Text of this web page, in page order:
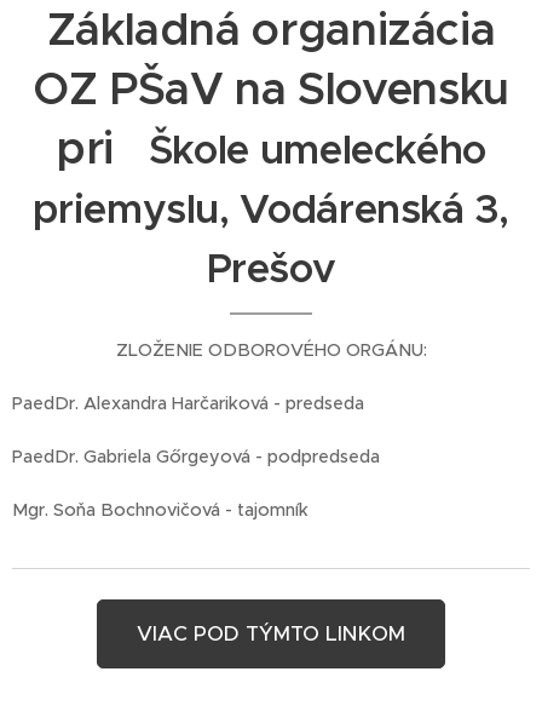
Základná organizácia
OZ PŠaV na Slovensku
pri
Škole umeleckého
priemyslu, Vodárenská 3,
Prešov
ZLOŽENIE ODBOROVÉHO ORGÁNU:
PaedDr. Alexandra Harčariková - predseda
PaedDr. Gabriela Gőrgeyová - podpredseda
Mgr. Soňa Bochnovičová - tajomník
VIAC POD TÝMTO LINKOM